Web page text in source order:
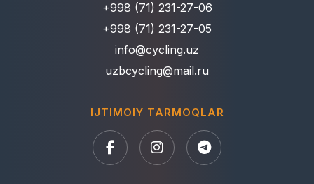
+998 (71) 231-27-06
+998 (71) 231-27-05
info@cycling.uz
uzbcycling@mail.ru
IJTIMOIY TARMOQLAR